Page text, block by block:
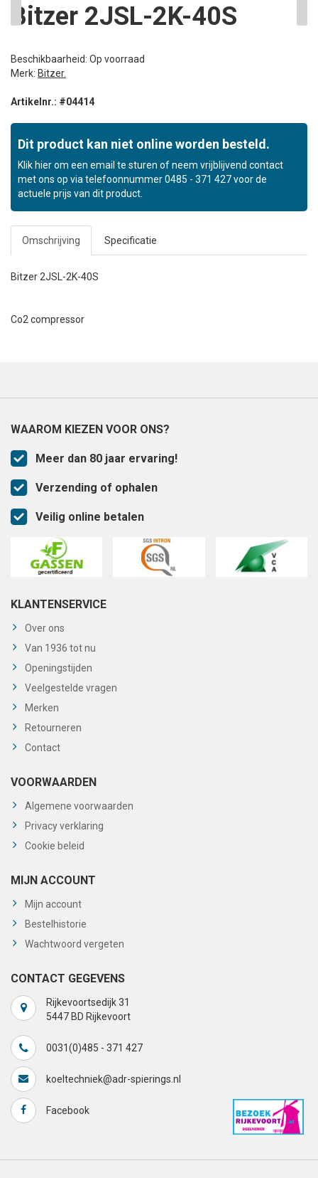
Bitzer 2JSL-2K-40S
Beschikbaarheid: Op voorraad
Merk: Bitzer.
Artikelnr.: #04414
Dit product kan niet online worden besteld.
Klik hier om een email te sturen of neem vrijblijvend contact
met ons op via telefoonnummer 0485 - 371 427 voor de
actuele prijs van dit product.
Omschrijving Specificatie
Bitzer 2JSL-2K-40S
Co2 compressor
WAAROM KIEZEN VOOR ONS?
Meer dan 80 jaar ervaring!
Verzending of ophalen
Veilig online betalen
KLANTENSERVICE
Over ons
Van 1936 tot nu
Openingstijden
Veelgestelde vragen
Merken
Retourneren
Contact
VOORWAARDEN
Algemene voorwaarden
Privacy verklaring
Cookie beleid
MIJN ACCOUNT
Mijn account
Bestelhistorie
Wachtwoord vergeten
CONTACT GEGEVENS
Rijkevoortsedijk 31
5447 BD Rijkevoort
0031(0)485 - 371 427
koeltechniek@adr-spierings.nl
Facebook